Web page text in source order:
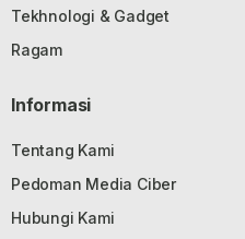
Tekhnologi & Gadget
Ragam
Informasi
Tentang Kami
Pedoman Media Ciber
Hubungi Kami